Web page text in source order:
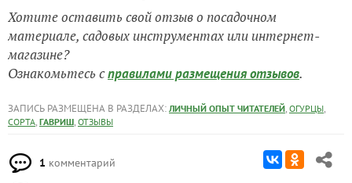
Хотите оставить свой отзыв о посадочном
материале, садовых инструментах или интернет-
магазине?
Ознакомьтесь справилами размещения отзывов.
ЗАПИСЬ РАЗМЕЩЕНА В РАЗДЕЛАХ: ЛИЧНЫЙ ОПЫТ ЧИТАТЕЛЕЙ, ОГУРЦЫ,
СОРТА, ГАВРИШ, ОТЗЫВЫ
1 комментарий